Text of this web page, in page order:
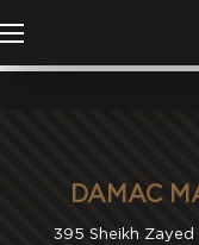
DAMAC
395 Sheikh Zayed